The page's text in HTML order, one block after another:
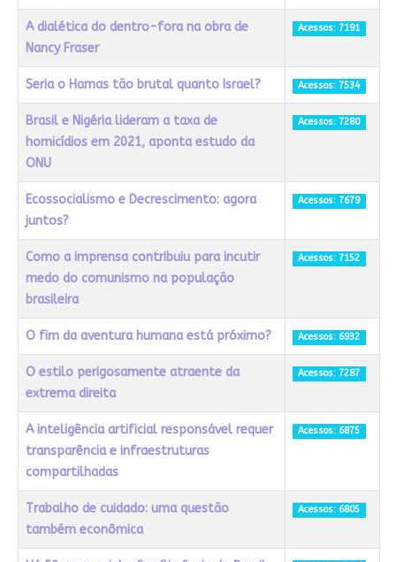
A dialética do dentro-fora na obra de
Nancy Fraser
Acessos: 7191
Seria o Hamas tão brutal quanto Israel? Acessos: 7534
Brasil e Nigéria lideram a taxa de
homicídios em 2021, aponta estudo da
ONU
Acessos: 7280
Ecossocialismo e Decrescimento: agora
juntos?
Acessos: 7679
Como a imprensa contribuiu para incutir
medo do comunismo na população
brasileira
Acessos: 7152
O fim da aventura humana está próximo? Acessos: 6932
O estilo perigosamente atraente da
extrema direita
Acessos: 7287
A inteligência artificial responsável requer
transparência e infraestruturas
compartilhadas
Acessos: 6875
Trabalho de cuidado: uma questão
também econômica
Acessos: 6805